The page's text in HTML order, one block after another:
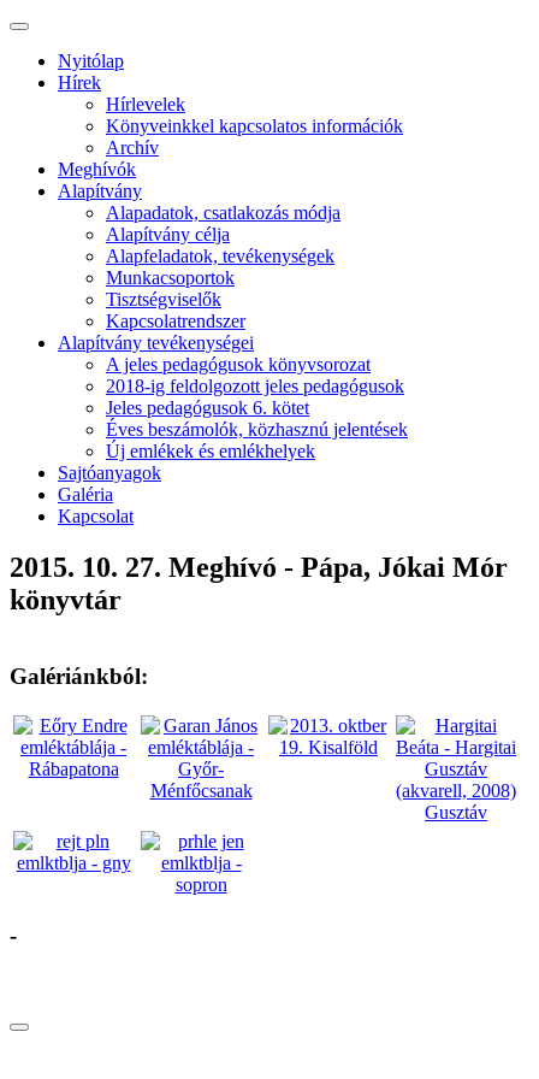
Nyitólap
Hírek
Hírlevelek
Könyveinkkel kapcsolatos információk
Archív
Meghívók
Alapítvány
Alapadatok, csatlakozás módja
Alapítvány célja
Alapfeladatok, tevékenységek
Munkacsoportok
Tisztségviselők
Kapcsolatrendszer
Alapítvány tevékenységei
A jeles pedagógusok könyvsorozat
2018-ig feldolgozott jeles pedagógusok
Jeles pedagógusok 6. kötet
Éves beszámolók, közhasznú jelentések
Új emlékek és emlékhelyek
Sajtóanyagok
Galéria
Kapcsolat
2015. 10. 27. Meghívó - Pápa, Jókai Mór
könyvtár
Galériánkból:
-